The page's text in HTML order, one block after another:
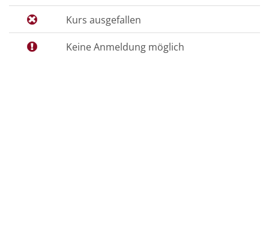
Kurs ausgefallen
Keine Anmeldung möglich